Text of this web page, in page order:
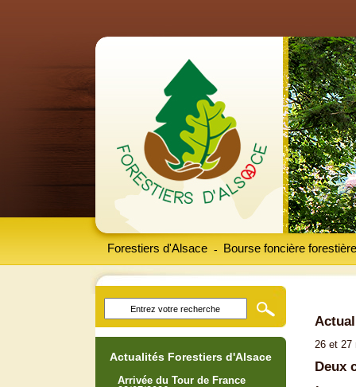
Forestiers d'Alsace Bourse foncière forestière
-
26 et 27
Deux
Actualités Forestiers d'Alsace
Arrivée du Tour de France